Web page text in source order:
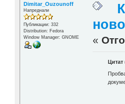
Dimitar_Ouzounoff
Напреднали
Публикации: 332
Distribution: Fedora
Window Manager: GNOME
«
Цитат